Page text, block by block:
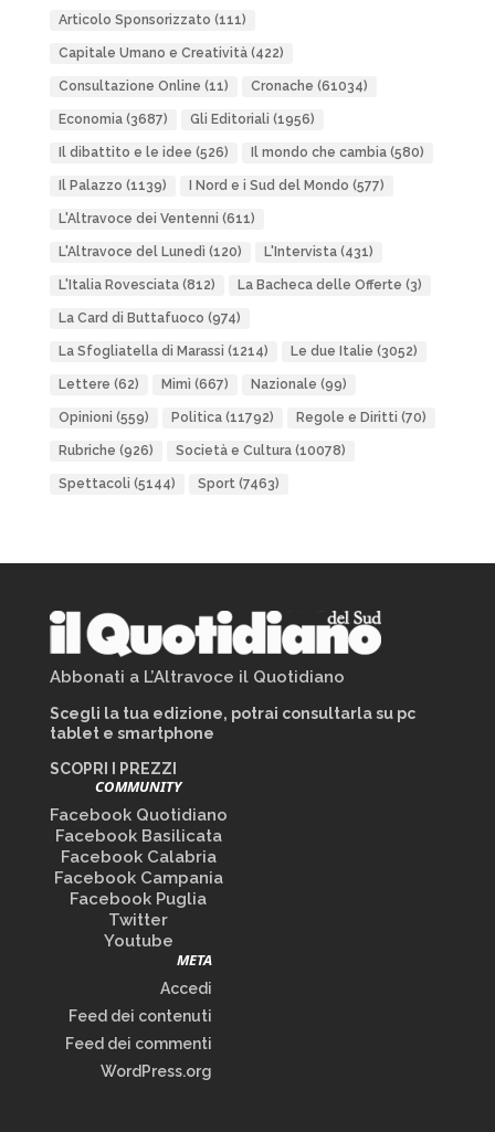
Articolo Sponsorizzato (111)
Capitale Umano e Creatività(422)
Consultazione Online (11) Cronache (61034)
Economia(3687) Gli Editoriali (1956)
Il dibattito e le idee (526) Il mondo che cambia(580)
Il Palazzo (1139) I Nord e i Sud del Mondo (577)
L'Altravoce dei Ventenni (611)
L'Altravoce del Lunedì (120) L'Intervista(431)
L'Italia Rovesciata(812) La Bacheca delle Offerte (3)
La Card di Buttafuoco (974)
La Sfogliatella di Marassi (1214) Le due Italie (3052)
Lettere (62) Mimì (667) Nazionale (99)
Opinioni (559) Politica(11792) Regole e Diritti (70)
Rubriche (926) Società e Cultura(10078)
Spettacoli (5144) Sport(7463)
Abbonati a L’Altravoce il Quotidiano
Scegli la tua edizione, potrai consultarla su pc
tablet e smartphone
SCOPRI I PREZZI
COMMUNITY
Facebook Quotidiano
Facebook Basilicata
Facebook Calabria
Facebook Campania
Facebook Puglia
Twitter
Youtube
META
Accedi
Feed dei contenuti
Feed dei commenti
WordPress.org